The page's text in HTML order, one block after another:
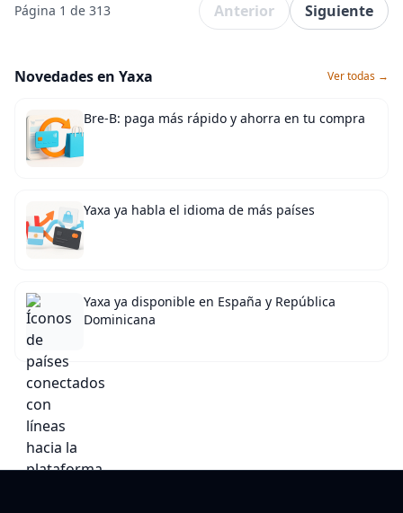
Página 1 de 313 Anterior Siguiente
Novedades en Yaxa Ver todas →
Bre-B: paga más rápido y ahorra en tu compra
Yaxa ya habla el idioma de más países
Yaxa ya disponible en España y República
Dominicana